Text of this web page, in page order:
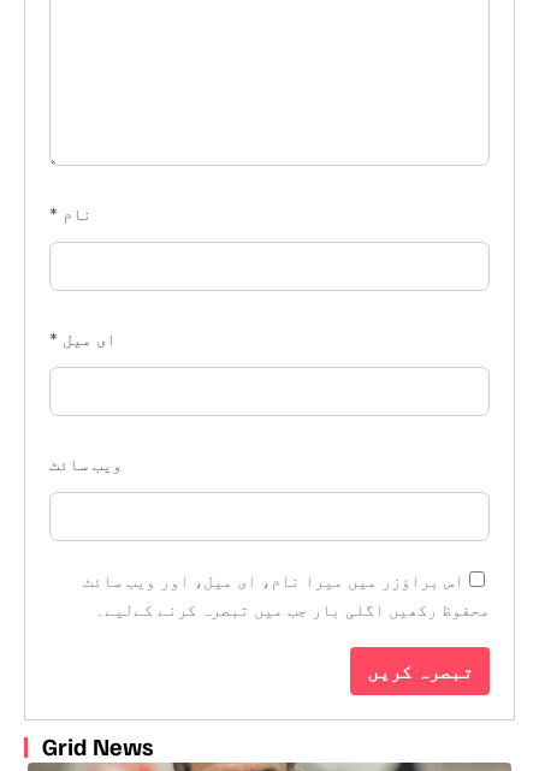
نام *
ای میل *
ویب‌ سائٹ
اس براؤزر میں میرا نام، ای میل، اور ویب سائٹ
محفوظ رکھیں اگلی بار جب میں تبصرہ کرنے کےلیے۔
Grid News